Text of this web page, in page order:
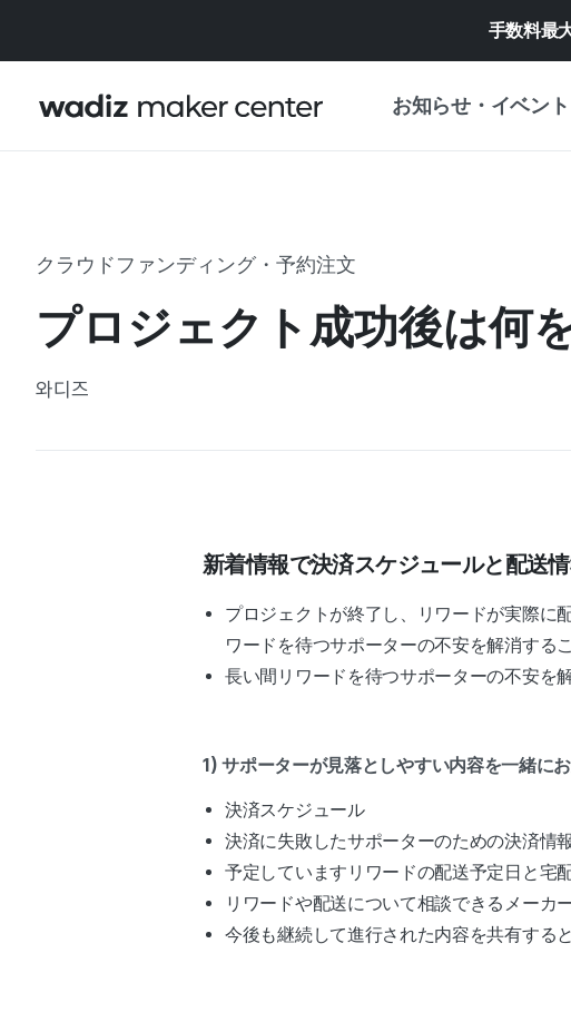
手数料最
お知らせ・イベント
企画展カレンダー
クラウドファンディング・予約注文
プロジェクト成功後は何
와디즈
新着情報で決済スケジュールと配送
プロジェクトが終了し、リワードが実際に
ワードを待つサポーターの不安を解消する
長い間リワードを待つサポーターの不安を
1)サポーターが見落としやすい内容を一緒に
決済スケジュール
決済に失敗したサポーターのための決済情
予定していますリワードの配送予定日と宅
リワードや配送について相談できるメーカ
今後も継続して進行された内容を共有する